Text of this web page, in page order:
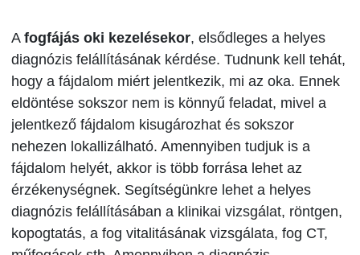
A fogfájás oki kezelésekor, elsődleges a helyes
diagnózis felállításának kérdése. Tudnunk kell tehát,
hogy a fájdalom miért jelentkezik, mi az oka. Ennek
eldöntése sokszor nem is könnyű feladat, mivel a
jelentkező fájdalom kisugározhat és sokszor
nehezen lokallizálható. Amennyiben tudjuk is a
fájdalom helyét, akkor is több forrása lehet az
érzékenységnek. Segítségünkre lehet a helyes
diagnózis felállításában a klinikai vizsgálat, röntgen,
kopogtatás, a fog vitalitásának vizsgálata, fog CT,